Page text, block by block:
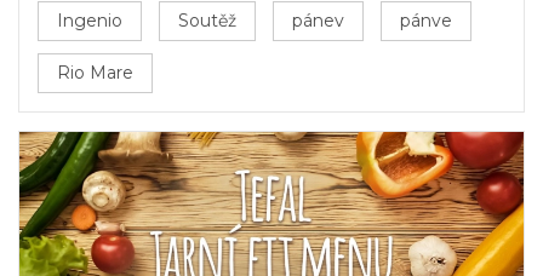
Ingenio Soutěž pánev pánve
Rio Mare